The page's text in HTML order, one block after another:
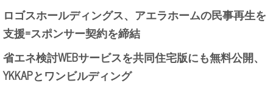
ロゴスホールディングス、アエラホームの民事再生を
支援=スポンサー契約を締結
省エネ検討WEBサービスを共同住宅版にも無料公開、
YKKAPとワンビルディング